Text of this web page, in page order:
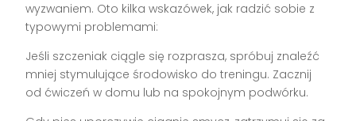
wyzwaniem. Oto kilka wskazówek, jak radzić sobie z
typowymi problemami:
Jeśli szczeniak ciągle się rozprasza, spróbuj znaleźć
mniej stymulujące środowisko do treningu. Zacznij
od ćwiczeń w domu lub na spokojnym podwórku.